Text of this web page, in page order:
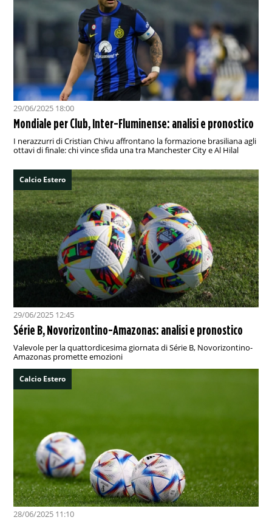
29/06/2025 18:00
Mondiale per Club, Inter-Fluminense: analisi e pronostico
I nerazzurri di Cristian Chivu affrontano la formazione brasiliana agli
ottavi di finale: chi vince sfida una tra Manchester City e Al Hilal
Calcio Estero
29/06/2025 12:45
Série B, Novorizontino-Amazonas: analisi e pronostico
Valevole per la quattordicesima giornata di Série B, Novorizontino-
Amazonas promette emozioni
Calcio Estero
28/06/2025 11:10